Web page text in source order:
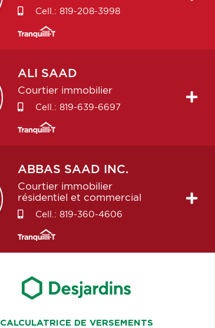
Cell.: 819-208-3998
ALI SAAD
Courtier immobilier
Cell.: 819-639-6697
ABBAS SAAD INC.
Courtier immobilier
résidentiel et commercial
Cell.: 819-360-4606
CALCULATRICE DE VERSEMENTS